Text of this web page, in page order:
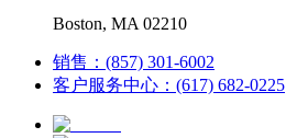
Boston, MA 02210
销售：(857) 301-6002
客户服务中心：(617) 682-0225